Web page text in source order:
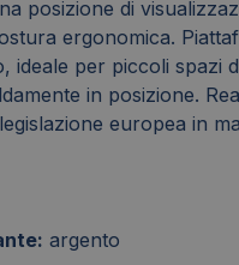
posizione di
ergonomica.
ideale per piccoli
in posizione.
europea in
argento